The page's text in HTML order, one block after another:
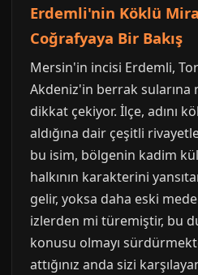
Erdemli'nin Köklü
Coğrafyaya Bir Bakış
Mersin'in incisi Erdemli,
Akdeniz'in berrak sularına
dikkat çekiyor. İlçe, adını
aldığına dair çeşitli
bu isim, bölgenin kadim
halkının karakterini
gelir, yoksa daha eski
izlerden mi türemiştir, bu
konusu olmayı
attığınız anda sizi